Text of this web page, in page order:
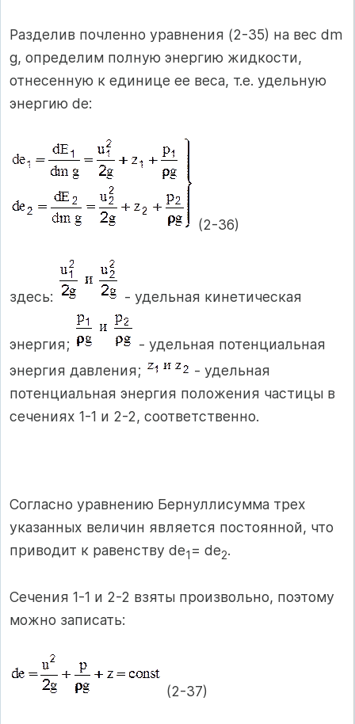
Разделив почленно уравнения (2-35) на вес dm
g, определим полную энергию жидкости,
отнесенную к единице ее веса, т.е. удельную
энергию de:
(2-36)
здесь: - удельная кинетическая
энергия;
- удельная потенциальная
энергия давления;
- удельная
потенциальная энергия положения частицы в
сечениях 1-1 и 2-2, соответственно.
Согласно уравнению Бернуллисумма трех
указанных величин является постоянной, что
приводит к равенству de1 = de2.
Сечения 1-1 и 2-2 взяты произвольно, поэтому
можно записать:
(2-37)